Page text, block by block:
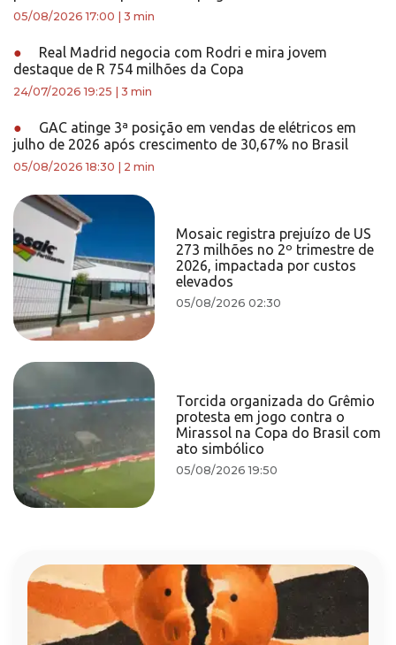
05/08/2026 17:00 3 min
●
Real Madrid negocia com Rodri e mira jovem
destaque de R 754 milhões da Copa
24/07/2026 19:25 3 min
●
GAC atinge 3ª posição em vendas de elétricos em
julho de 2026 após crescimento de 30,67% no Brasil
05/08/2026 18:30 2 min
Mosaic registra prejuízo de US
273 milhões no 2º trimestre de
2026, impactada por custos
elevados
05/08/2026 02:30
Torcida organizada do Grêmio
protesta em jogo contra o
Mirassol na Copa do Brasil com
ato simbólico
05/08/2026 19:50